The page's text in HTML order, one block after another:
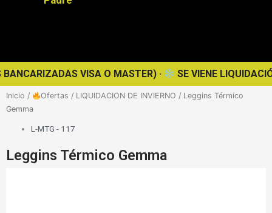
VISA O MASTER) · SE VIENE LIQUIDACIÓN DE
Inicio / Ofertas / LIQUIDACION DE INVIERNO / Leggins Térmico
Gemma
L-MTG - 117
Leggins Térmico Gemma